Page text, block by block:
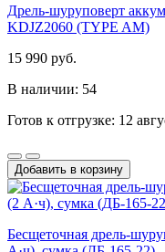
Дрель-шуруповерт
KDJZ2060 (TYPE AM)
15 990 руб.
В наличии: 54
Готов к отгрузке: 12
Добавить в корзину
Бесщеточная дрель-